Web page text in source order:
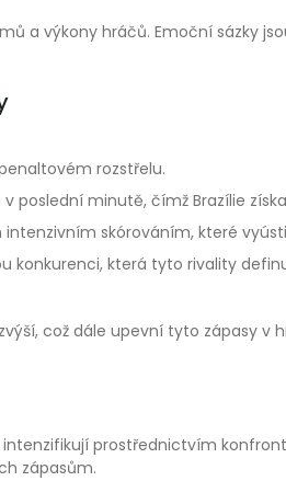
a výkony hráčů. Emoční sázky
rozstřelu.
poslední minutě, čímž Brazílie
skórováním, které
konkurenci, která tyto rivality
což dále upevní tyto zápasy v
prostřednictvím
zápasům.